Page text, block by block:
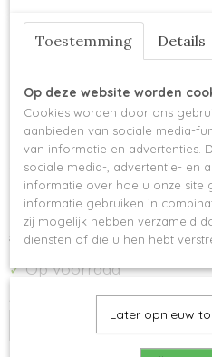
Scheepjes
2019 - Smoke
€ 4,25 € 4,04
✓Op voorraad
Toestemming Details
Op deze website worden
Cookies worden door ons
aanbieden van sociale media-
van informatie en advertenties.
sociale media-, advertentie- en
informatie over hoe u onze site
informatie gebruiken in
zij mogelijk hebben verzameld
diensten of die u hen hebt
Later opnieuw